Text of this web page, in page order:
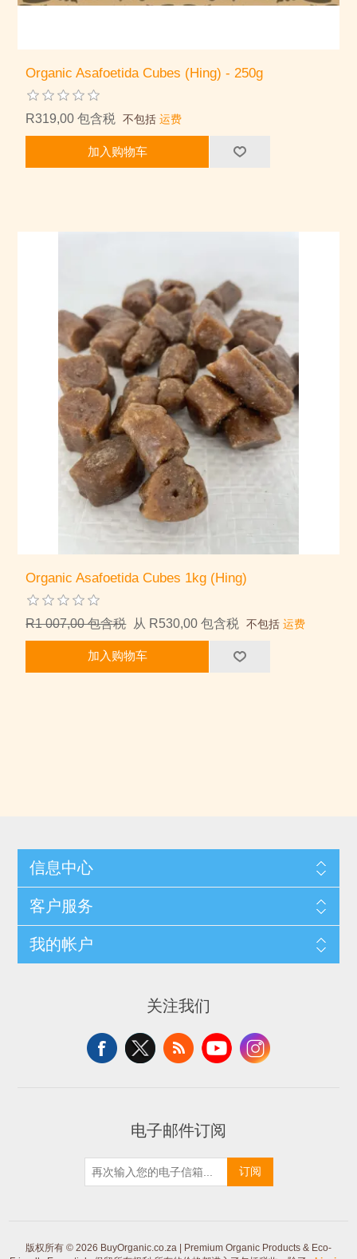
Organic Asafoetida Cubes (Hing) - 250g
R319,00 包含税 不包括运费
加入购物车
Organic Asafoetida Cubes 1kg (Hing)
R1 007,00 包含税 从 R530,00 包含税 不包括运费
加入购物车
信息中心
客户服务
我的帐户
关注我们
电子邮件订阅
订阅
版权所有 © 2026 BuyOrganic.co.za | Premium Organic Products & Eco-